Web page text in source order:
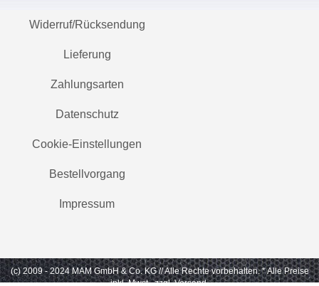
Widerruf/Rücksendung
Lieferung
Zahlungsarten
Datenschutz
Cookie-Einstellungen
Bestellvorgang
Impressum
(c) 2009 - 2024 MAM GmbH & Co. KG // Alle Rechte vorbehalten. * Alle Preise
inkl. Mwst., zzgl. Versand.